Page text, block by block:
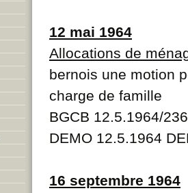
12 mai 1964
Allocations de
bernois une motion
charge de famille
BGCB 12.5.1964/
DEMO 12.5.1964
16 septembre 1964